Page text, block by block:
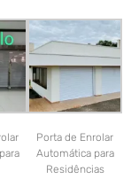
Porta de Enrolar
Automática para
Residências